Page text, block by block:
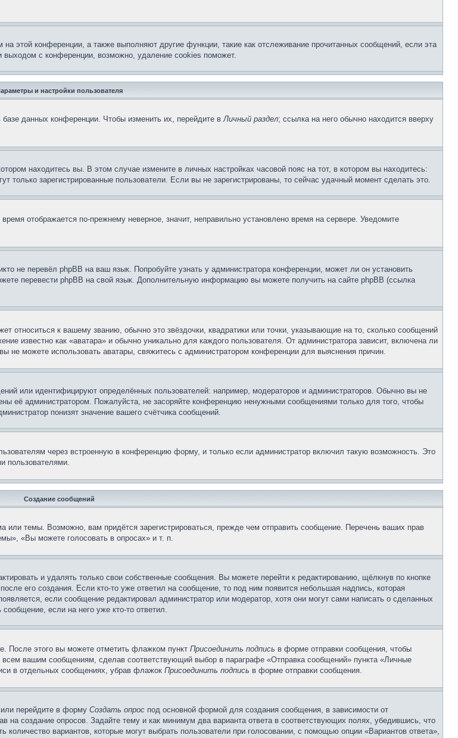
этой конференции, а также выполняют другие функции, такие как отслеживание прочитанных сообщений, если эта
с конференции, возможно, удаление cookies поможет.
и настройки пользователя
данных конференции. Чтобы изменить их, перейдите вЛичный раздел; ссылка на него обычно находится вверху
находитесь вы. В этом случае измените в личных настройках часовой пояс на тот, в котором вы находитесь:
только зарегистрированные пользователи. Если вы не зарегистрированы, то сейчас удачный момент сделать это.
отображается по-прежнему неверное, значит, неправильно установлено время на сервере. Уведомите
не перевёл phpBB на ваш язык. Попробуйте узнать у администратора конференции, может ли он установить
перевести phpBB на свой язык. Дополнительную информацию вы можете получить на сайте phpBB (ссылка
относиться к вашему званию, обычно это звёздочки, квадратики или точки, указывающие на то, сколько сообщений
известно как «аватара» и обычно уникально для каждого пользователя. От администратора зависит, включена ли
не можете использовать аватары, свяжитесь с администратором конференции для выяснения причин.
или идентифицируют определённых пользователей: например, модераторов и администраторов. Обычно вы не
её администратором. Пожалуйста, не засоряйте конференцию ненужными сообщениями только для того, чтобы
понизят значение вашего счётчика сообщений.
через встроенную в конференцию форму, и только если администратор включил такую возможность. Это
пользователями.
Создание сообщений
темы. Возможно, вам придётся зарегистрироваться, прежде чем отправить сообщение. Перечень ваших прав
«Вы можете голосовать в опросах» и т. п.
и удалять только свои собственные сообщения. Вы можете перейти к редактированию, щёлкнув по кнопке
его создания. Если кто-то уже ответил на сообщение, то под ним появится небольшая надпись, которая
если сообщение редактировал администратор или модератор, хотя они могут сами написать о сделанных
если на него уже кто-то ответил.
После этого вы можете отметить флажком пункт Присоединить подпись в форме отправки сообщения, чтобы
вашим сообщениям, сделав соответствующий выбор в параграфе «Отправка сообщений» пункта «Личные
в отдельных сообщениях, убрав флажок Присоединить подпись в форме отправки сообщения.
перейдите в форму Создать опрос под основной формой для создания сообщения, в зависимости от
создание опросов. Задайте тему и как минимум два варианта ответа в соответствующих полях, убедившись, что
вариантов, которые могут выбрать пользователи при голосовании, с помощью опции «Вариантов ответа»,